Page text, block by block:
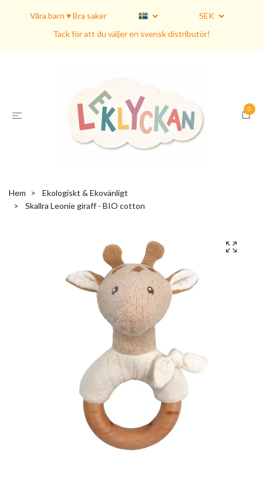
Våra barn ♥ Bra saker
SEK
Tack för att du väljer en svensk distributör!
0
Hem
Ekologiskt & Ekovänligt
Skallra Leonie giraff - BIO cotton